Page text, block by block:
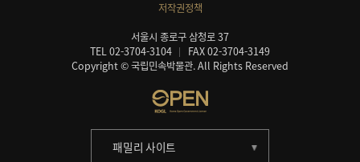
저작권정책
서울시 종로구 삼청로 37
TEL 02-3704-3104
FAX 02-3704-3149
Copyright © 국립민속박물관. All Rights Reserved
패밀리 사이트